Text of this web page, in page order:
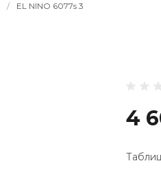
/ EL NINO 6077s 3
4